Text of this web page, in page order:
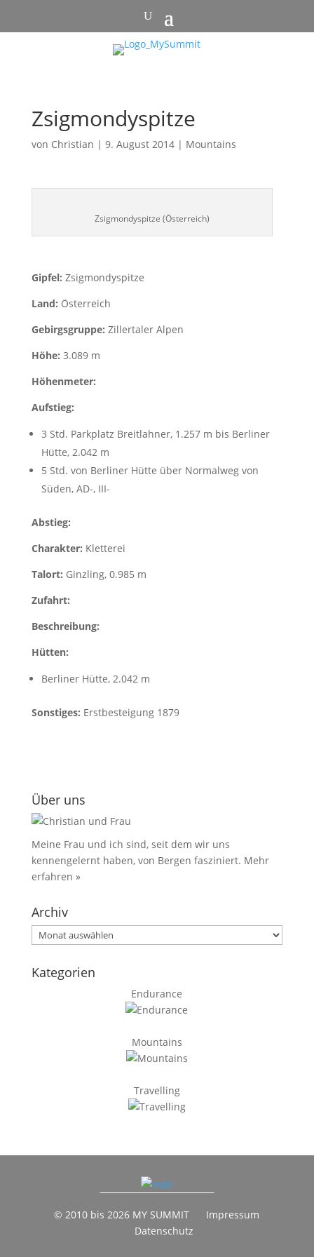
Zsigmondyspitze
von Christian | 9. August 2014| Mountains
Zsigmondyspitze (Österreich)
Gipfel: Zsigmondyspitze
Land: Österreich
Gebirgsgruppe: Zillertaler Alpen
Höhe: 3.089 m
Höhenmeter:
Aufstieg:
3 Std. Parkplatz Breitlahner, 1.257 m bis Berliner
Hütte, 2.042 m
5 Std. von Berliner Hütte über Normalweg von
Süden, AD-, III-
Abstieg:
Charakter: Kletterei
Talort: Ginzling, 0.985 m
Zufahrt:
Beschreibung:
Hütten:
Berliner Hütte, 2.042 m
Sonstiges: Erstbesteigung 1879
Über uns
Meine Frau und ich sind, seit dem wir uns
kennengelernt haben, von Bergen fasziniert. Mehr
erfahren »
Archiv
Archiv
Kategorien
Endurance
Mountains
Travelling
© 2010 bis 2026 MY SUMMIT
Impressum
Datenschutz